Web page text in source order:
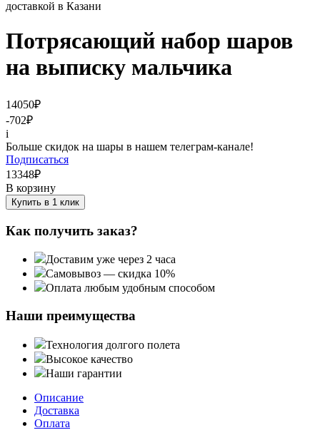
Потрясающий набор шаров
на выписку мальчика
14050₽
-702₽
i
Больше скидок на шары в нашем телеграм-канале!
Подписаться
13348₽
В корзину
Купить в 1 клик
Как получить заказ?
Доставим уже через 2 часа
Самовывоз — скидка 10%
Оплата любым удобным способом
Наши преимущества
Технология долгого полета
Высокое качество
Наши гарантии
Описание
Доставка
Оплата